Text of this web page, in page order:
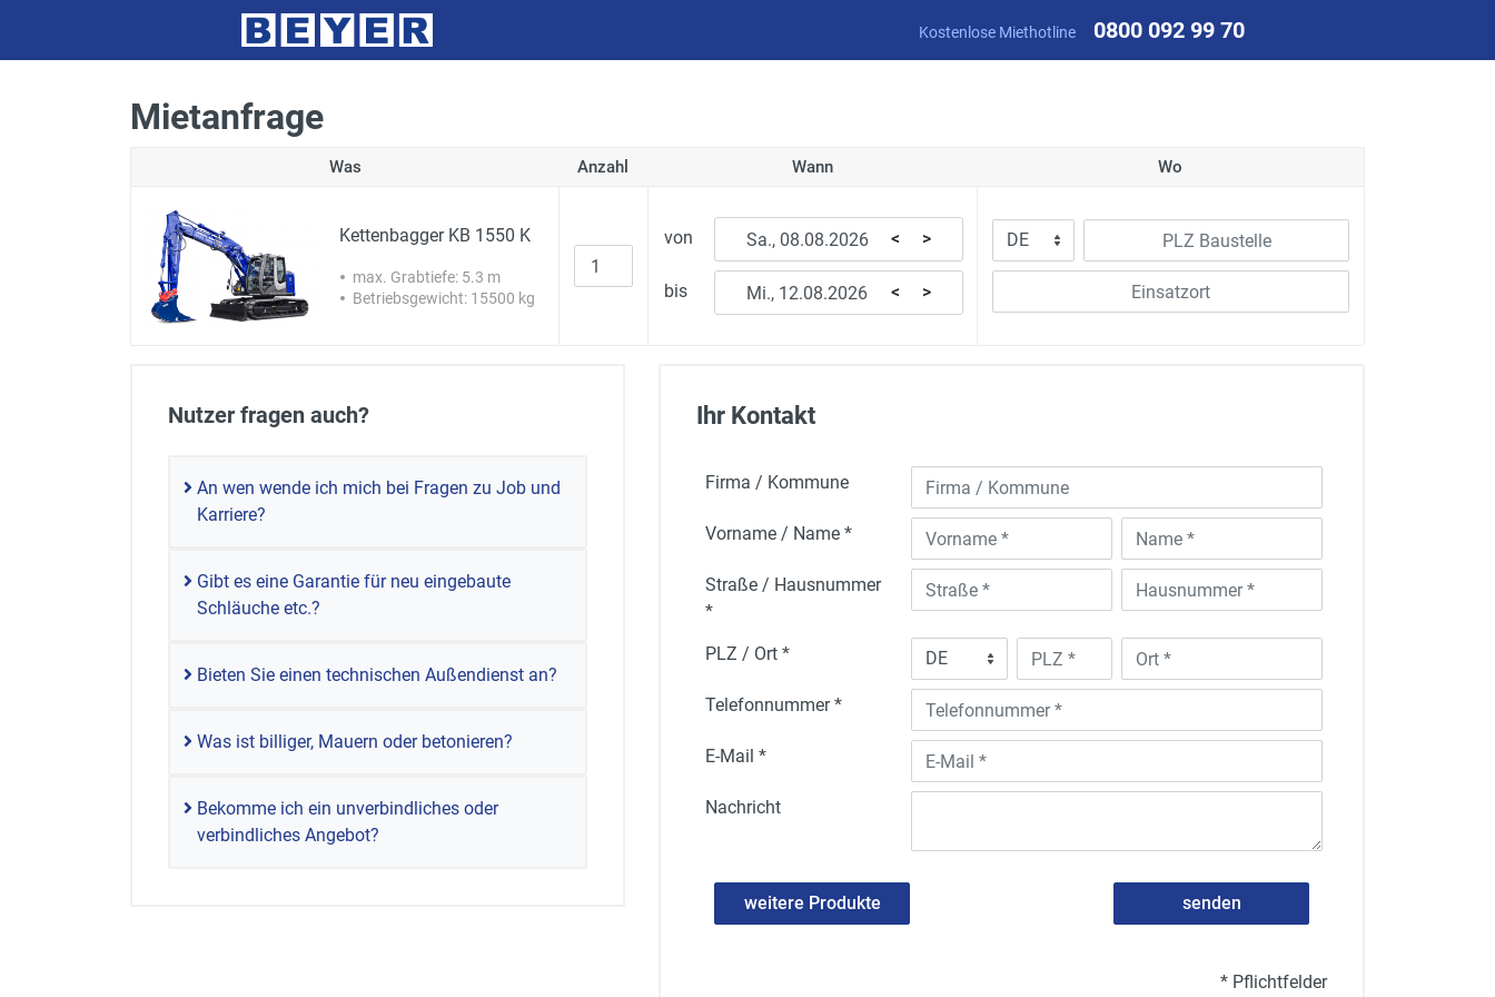
Kostenlose Miethotline 0800 092 99 70
Mietanfrage
Was Anzahl Wann Wo
Kettenbagger KB 1550 K
max. Grabtiefe: 5.3 m
Betriebsgewicht: 15500 kg
von < >
bis < >
Nutzer fragen auch?
An wen wende ich mich bei Fragen zu Job und
Karriere?
Gibt es eine Garantie für neu eingebaute
Schläuche etc.?
Bieten Sie einen technischen Außendienst an?
Was ist billiger, Mauern oder betonieren?
Bekomme ich ein unverbindliches oder
verbindliches Angebot?
Ihr Kontakt
Firma / Kommune
Vorname / Name *
Straße / Hausnummer
*
PLZ / Ort *
Telefonnummer *
E-Mail *
Nachricht
weitere Produkte senden
* Pflichtfelder